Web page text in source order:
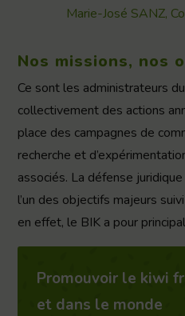
Marie-José SANZ,
Nos missions, nos
Ce sont les administrateurs
collectivement des actions
place des campagnes de
recherche et
associés. La défense
l’un des objectifs majeurs
en effet, le BIK a pour
Promouvoir le kiwi
et dans le monde